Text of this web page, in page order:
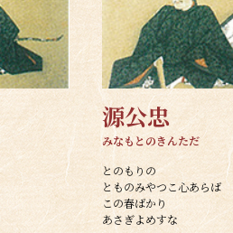
源公忠
みなもとのきんただ
とのもりの
とものみやつこ心あらば
この春ばかり
あさぎよめすな